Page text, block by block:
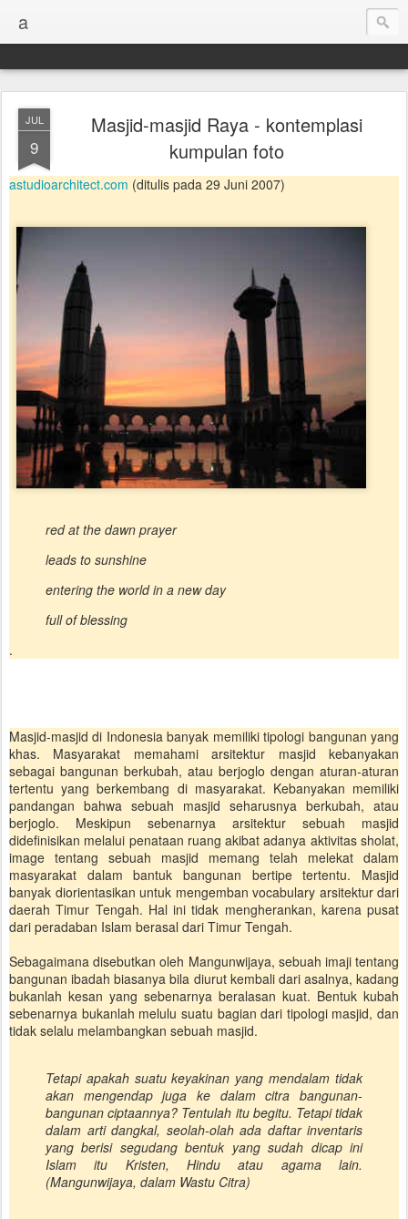
a
JUL
9
Masjid-masjid Raya - kontemplasi
kumpulan foto
astudioarchitect.com (ditulis pada 29 Juni 2007)
red at the dawn prayer
leads to sunshine
entering the world in a new day
full of blessing
.
Masjid-masjid di Indonesia banyak memiliki tipologi bangunan yang
khas. Masyarakat memahami arsitektur masjid kebanyakan
sebagai bangunan berkubah, atau berjoglo dengan aturan-aturan
tertentu yang berkembang di masyarakat. Kebanyakan memiliki
pandangan bahwa sebuah masjid seharusnya berkubah, atau
berjoglo. Meskipun sebenarnya arsitektur sebuah masjid
didefinisikan melalui penataan ruang akibat adanya aktivitas sholat,
image tentang sebuah masjid memang telah melekat dalam
masyarakat dalam bantuk bangunan bertipe tertentu. Masjid
banyak diorientasikan untuk mengemban vocabulary arsitektur dari
daerah Timur Tengah. Hal ini tidak mengherankan, karena pusat
dari peradaban Islam berasal dari Timur Tengah.
Sebagaimana disebutkan oleh Mangunwijaya, sebuah imaji tentang
bangunan ibadah biasanya bila diurut kembali dari asalnya, kadang
bukanlah kesan yang sebenarnya beralasan kuat. Bentuk kubah
sebenarnya bukanlah melulu suatu bagian dari tipologi masjid, dan
tidak selalu melambangkan sebuah masjid.
Tetapi apakah suatu keyakinan yang mendalam tidak
akan mengendap juga ke dalam citra bangunan-
bangunan ciptaannya? Tentulah itu begitu. Tetapi tidak
dalam arti dangkal, seolah-olah ada daftar inventaris
yang berisi segudang bentuk yang sudah dicap ini
Islam itu Kristen, Hindu atau agama lain.
(Mangunwijaya, dalam Wastu Citra)